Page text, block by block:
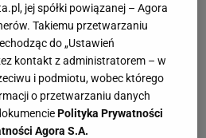
jej spółki powiązanej – Agora
Takiemu przetwarzaniu
do „Ustawień
kontakt z administratorem – w
i podmiotu, wobec którego
o przetwarzaniu danych
Polityka Prywatności
Agora S.A.